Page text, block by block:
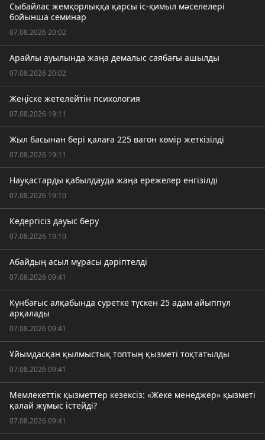
Сыбайлас жемқорлыққа қарсы іс-қимыл мәселелері
бойынша семинар
07.08.2026 20:02
Арайлы ауылында жаңа демалыс саябағы ашылды
07.08.2026 20:02
Жеңіске жетелейтін психология
07.08.2026 19:11
Жыл басынан бері қалаға 225 вагон көмір жеткізілді
07.08.2026 19:11
Науқастарды қабылдауда жаңа ережелер енгізілді
07.08.2026 19:10
Кедергісіз дауыс беру
07.08.2026 19:10
Абайдың асыл мұрасы дәріптелді
07.08.2026 09:41
Күнбағыс алқабында суретке түскен 25 адам айыппұл
арқалады
07.08.2026 09:41
Ұйымдасқан қылмыстық топтың қызметі тоқтатылды
07.08.2026 09:41
Мемлекеттік қызметтер кезексіз: «Жеке менеджер» қызметі
қалай жұмыс істейді?
07.08.2026 09:41